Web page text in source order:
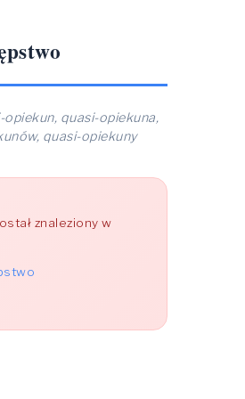
opiekun, quasi-opiekuna,
quasi-opiekuny
znaleziony w